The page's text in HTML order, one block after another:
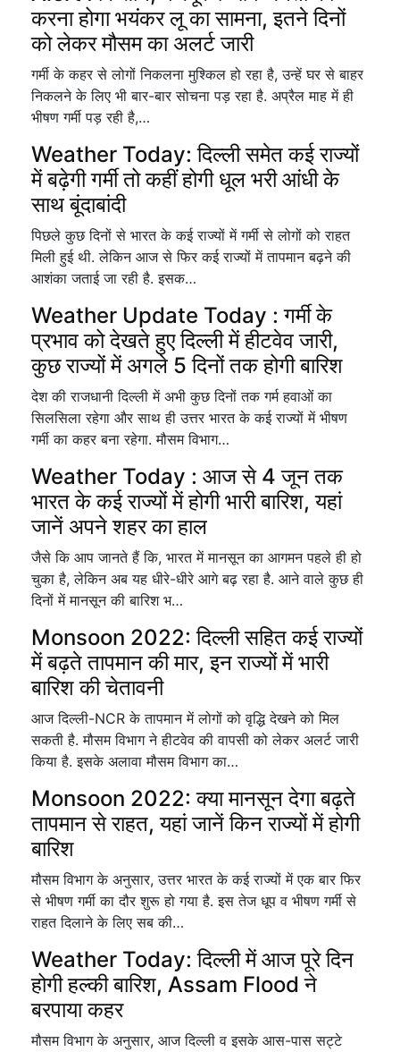
करना होगा भयंकर लू का सामना, इतने दिनों
को लेकर मौसम का अलर्ट जारी
गर्मी के कहर से लोगों निकलना मुश्किल हो रहा है, उन्हें घर से बाहर
निकलने के लिए भी बार-बार सोचना पड़ रहा है. अप्रैल माह में ही
भीषण गर्मी पड़ रही है,…
Weather Today: दिल्ली समेत कई राज्यों
में बढ़ेगी गर्मी तो कहीं होगी धूल भरी आंधी के
साथ बूंदाबांदी
पिछले कुछ दिनों से भारत के कई राज्यों में गर्मी से लोगों को राहत
मिली हुई थी. लेकिन आज से फिर कई राज्यों में तापमान बढ़ने की
आशंका जताई जा रही है. इसक…
Weather Update Today : गर्मी के
प्रभाव को देखते हुए दिल्ली में हीटवेव जारी,
कुछ राज्यों में अगले 5 दिनों तक होगी बारिश
देश की राजधानी दिल्ली में अभी कुछ दिनों तक गर्म हवाओं का
सिलसिला रहेगा और साथ ही उत्तर भारत के कई राज्यों में भीषण
गर्मी का कहर बना रहेगा. मौसम विभाग…
Weather Today : आज से 4 जून तक
भारत के कई राज्यों में होगी भारी बारिश, यहां
जानें अपने शहर का हाल
जैसे कि आप जानते हैं कि, भारत में मानसून का आगमन पहले ही हो
चुका है, लेकिन अब यह धीरे-धीरे आगे बढ़ रहा है. आने वाले कुछ ही
दिनों में मानसून की बारिश भ…
Monsoon 2022: दिल्ली सहित कई राज्यों
में बढ़ते तापमान की मार, इन राज्यों में भारी
बारिश की चेतावनी
आज दिल्ली-NCR के तापमान में लोगों को वृद्धि देखने को मिल
सकती है. मौसम विभाग ने हीटवेव की वापसी को लेकर अलर्ट जारी
किया है. इसके अलावा मौसम विभाग का…
Monsoon 2022: क्या मानसून देगा बढ़ते
तापमान से राहत, यहां जानें किन राज्यों में होगी
बारिश
मौसम विभाग के अनुसार, उत्तर भारत के कई राज्यों में एक बार फिर
से भीषण गर्मी का दौर शुरू हो गया है. इस तेज धूप व भीषण गर्मी से
राहत दिलाने के लिए सब की…
Weather Today: दिल्ली में आज पूरे दिन
होगी हल्की बारिश, Assam Flood ने
बरपाया कहर
मौसम विभाग के अनुसार, आज दिल्ली व इसके आस-पास सट्टे